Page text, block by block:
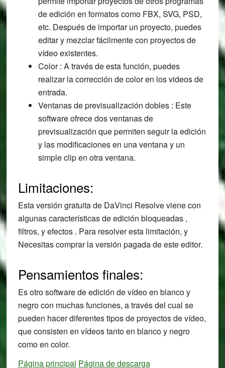
de edición en formatos como FBX, SVG, PSD,
etc. Después de importar un proyecto, puedes
editar y mezclar fácilmente con proyectos de
vídeo existentes.
Color : A través de esta función, puedes
realizar la corrección de color en los videos de
entrada.
Ventanas de previsualización dobles : Este
software ofrece dos ventanas de
previsualización que permiten seguir la edición
y las modificaciones en una ventana y un
simple clip en otra ventana.
Limitaciones:
Esta versión gratuita de DaVinci Resolve viene con
algunas características de edición bloqueadas ,
filtros, y efectos . Para resolver esta limitación, y
Necesitas comprar la versión pagada de este editor.
Pensamientos finales:
Es otro software de edición de vídeo en blanco y
negro con muchas funciones, a través del cual se
pueden hacer diferentes tipos de proyectos de vídeo,
que consisten en vídeos tanto en blanco y negro
como en color.
Página principal Página de descarga